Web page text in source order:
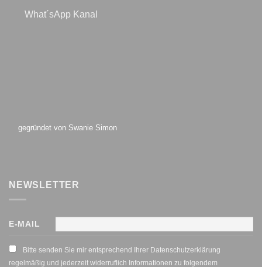
What´sApp Kanal
gegründet von Swanie Simon
NEWSLETTER
E-MAIL
Bitte senden Sie mir entsprechend Ihrer Datenschutzerklärung
regelmäßig und jederzeit widerruflich Informationen zu folgendem